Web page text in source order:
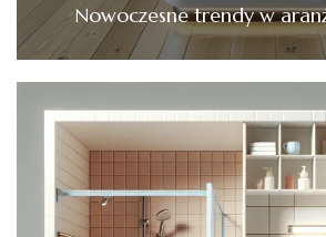
Nowoczesne trendy w